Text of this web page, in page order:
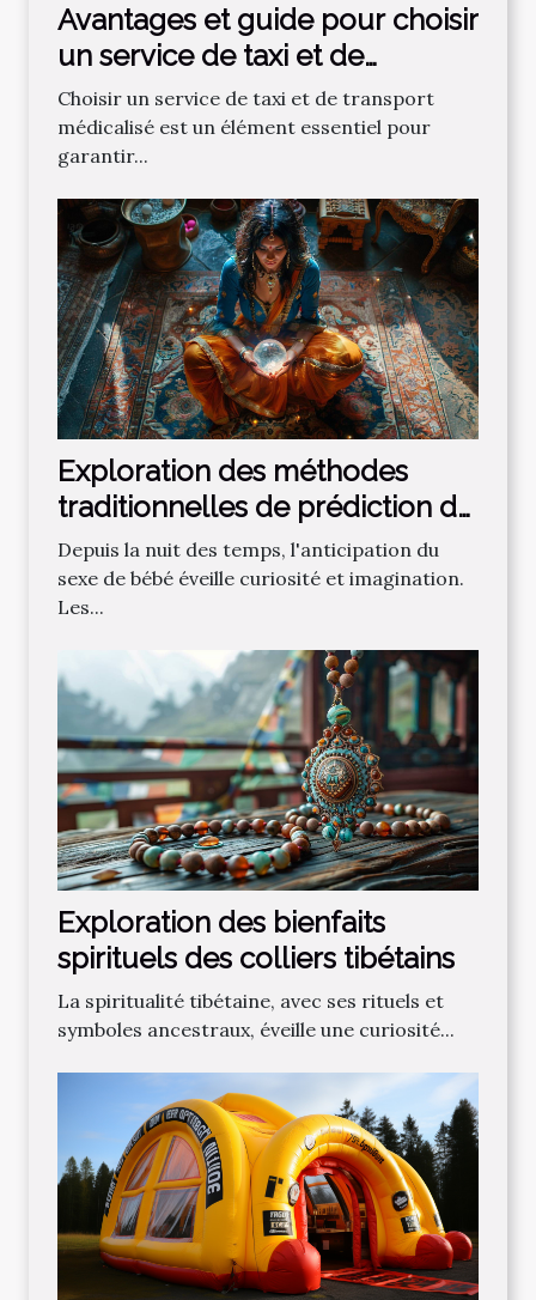
Avantages et guide pour choisir
un service de taxi et de
transport médicalisé
Choisir un service de taxi et de transport
médicalisé est un élément essentiel pour
garantir...
Exploration des méthodes
traditionnelles de prédiction du
sexe de bébé
Depuis la nuit des temps, l'anticipation du
sexe de bébé éveille curiosité et imagination.
Les...
Exploration des bienfaits
spirituels des colliers tibétains
La spiritualité tibétaine, avec ses rituels et
symboles ancestraux, éveille une curiosité...